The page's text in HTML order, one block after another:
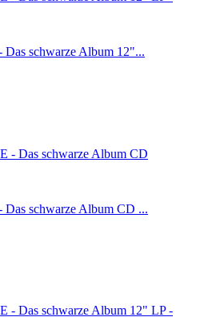
schwarze Album 12"...
schwarze Album CD ...